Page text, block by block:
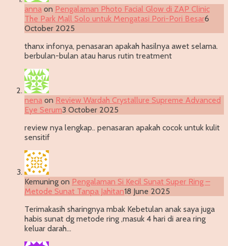
anna on Pengalaman Photo Facial Glow di ZAP Clinic
The Park Mall Solo untuk Mengatasi Pori-Pori Besar6
October 2025
thanx infonya, penasaran apakah hasilnya awet selama.
berbulan-bulan atau harus rutin treatment
nena on Review Wardah Crystallure Supreme Advanced
Eye Serum3 October 2025
review nya lengkap.. penasaran apakah cocok untuk kulit
sensitif
Kemuning on Pengalaman Si Kecil Sunat Super Ring –
Metode Sunat Tanpa Jahitan18 June 2025
Terimakasih sharingnya mbak Kebetulan anak saya juga
habis sunat dg metode ring ,masuk 4 hari di area ring
keluar darah…